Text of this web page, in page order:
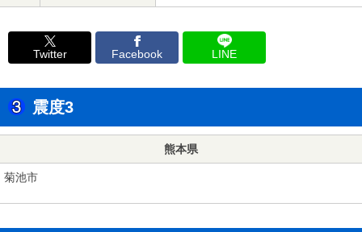
Twitter Facebook LINE
震度3
熊本県
菊池市